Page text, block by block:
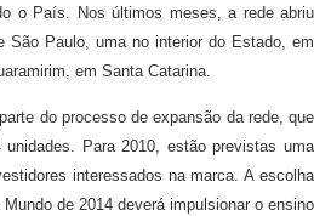
o País. Nos últimos meses, a rede abriu
São Paulo, uma no interior do Estado, em
em Santa Catarina.
do processo de expansão da rede, que
Para 2010, estão previstas uma
interessados na marca. A escolha
de 2014 deverá impulsionar o ensino